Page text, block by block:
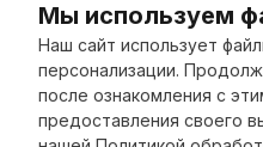
Мы используем
Наш сайт использует
персонализации.
после ознакомления с
предоставления своего
© 2026 Море Сантехники